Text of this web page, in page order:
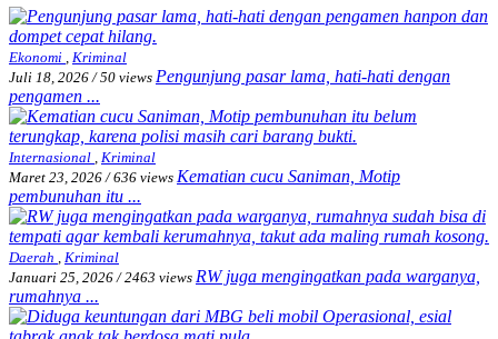
Ekonomi
Kriminal
Juli 18, 2026 / 50 views Pengunjung pasar lama, hati-hati dengan
pengamen ...
Internasional
Kriminal
Maret 23, 2026 / 636 views Kematian cucu Saniman, Motip
pembunuhan itu ...
Daerah
Kriminal
Januari 25, 2026 / 2463 views RW juga mengingatkan pada warganya,
rumahnya ...